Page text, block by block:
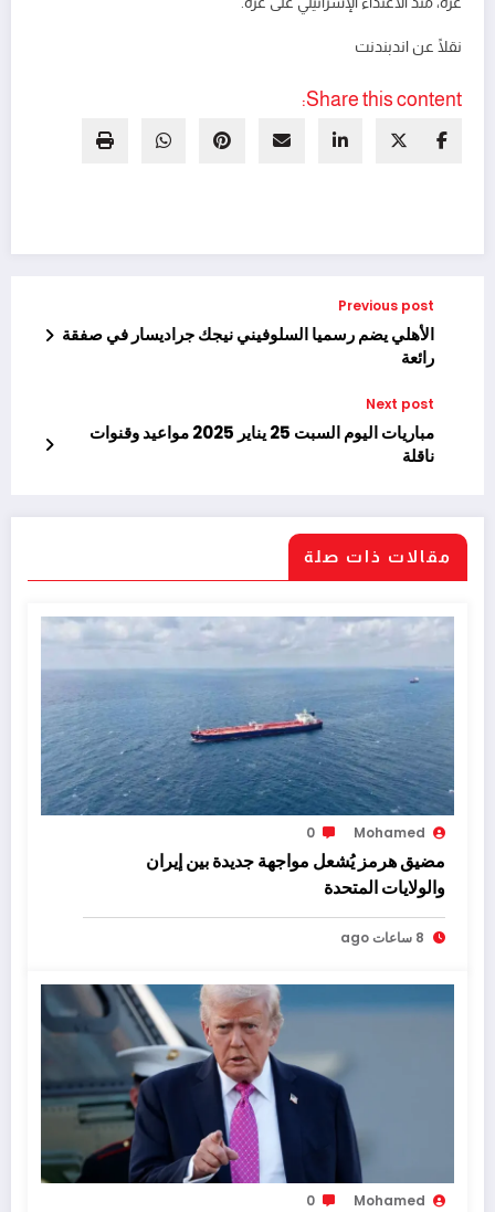
نقلًا عن اندبندنت
Share this content:
Previous post
الأهلي يضم رسميا السلوفيني نيجك جراديسار في صفقة
رائعة
Next post
مباريات اليوم السبت 25 يناير 2025 مواعيد وقنوات
ناقلة
مقالات ذات صلة
Mohamed
0
مضيق هرمز يُشعل مواجهة جديدة بين إيران
والولايات المتحدة
8 ساعات ago
Mohamed
0